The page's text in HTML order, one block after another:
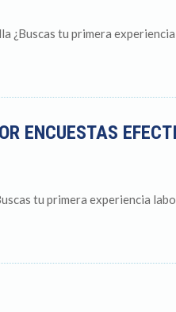
¿Buscas tu primera
ENCUESTAS
tu primera experiencia